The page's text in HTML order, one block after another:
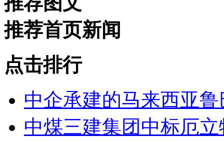
推荐首页新闻
点击排行
中企承建的马来西亚
中煤三建集团中标厄